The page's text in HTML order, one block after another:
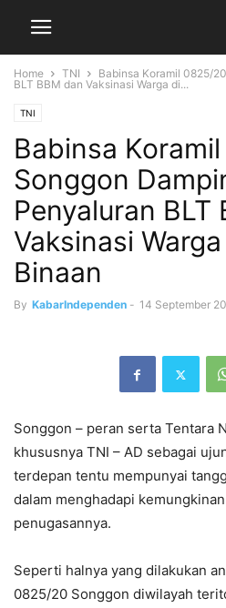
Home TNI
Babinsa Koramil 0825/
BLT BBM dan Vaksinasi Warga di...
TNI
Babinsa
Songgon
Penyaluran BLT
Vaksinasi
Binaan
By KabarIndependen - 14 September
Songgon – peran serta Tentara
khususnya TNI – AD sebagai
terdepan tentu mempunyai
dalam menghadapi
penugasannya.
Seperti halnya yang dilakukan
0825/20 Songgon diwilayah